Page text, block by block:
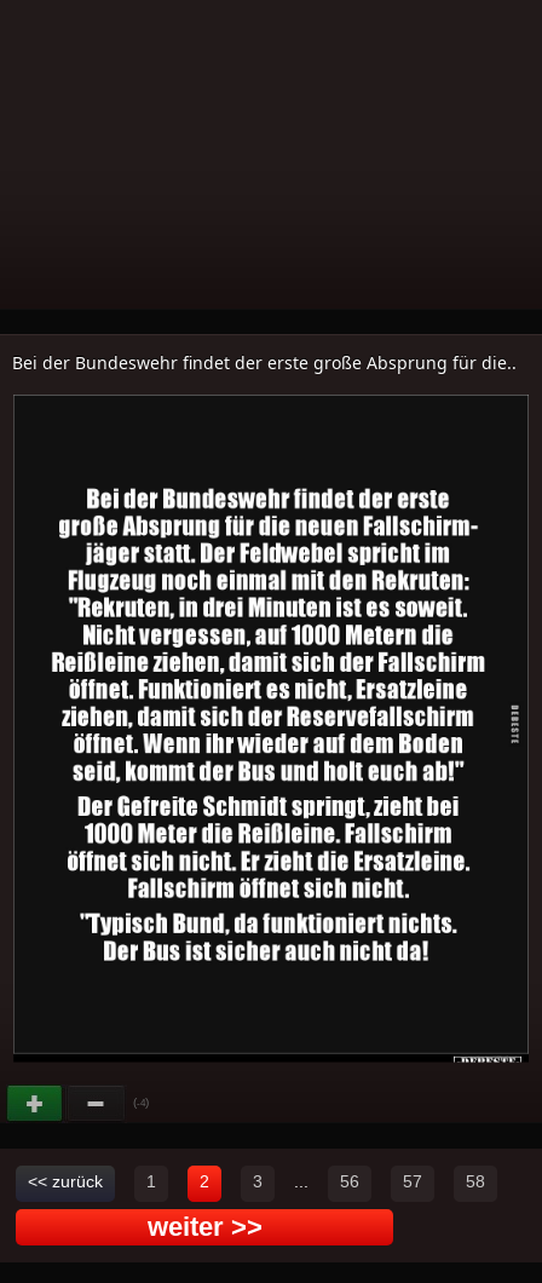
Bei der Bundeswehr findet der erste große Absprung für die..
(-4)
<< zurück 1 2 3 56 57 58
weiter >>